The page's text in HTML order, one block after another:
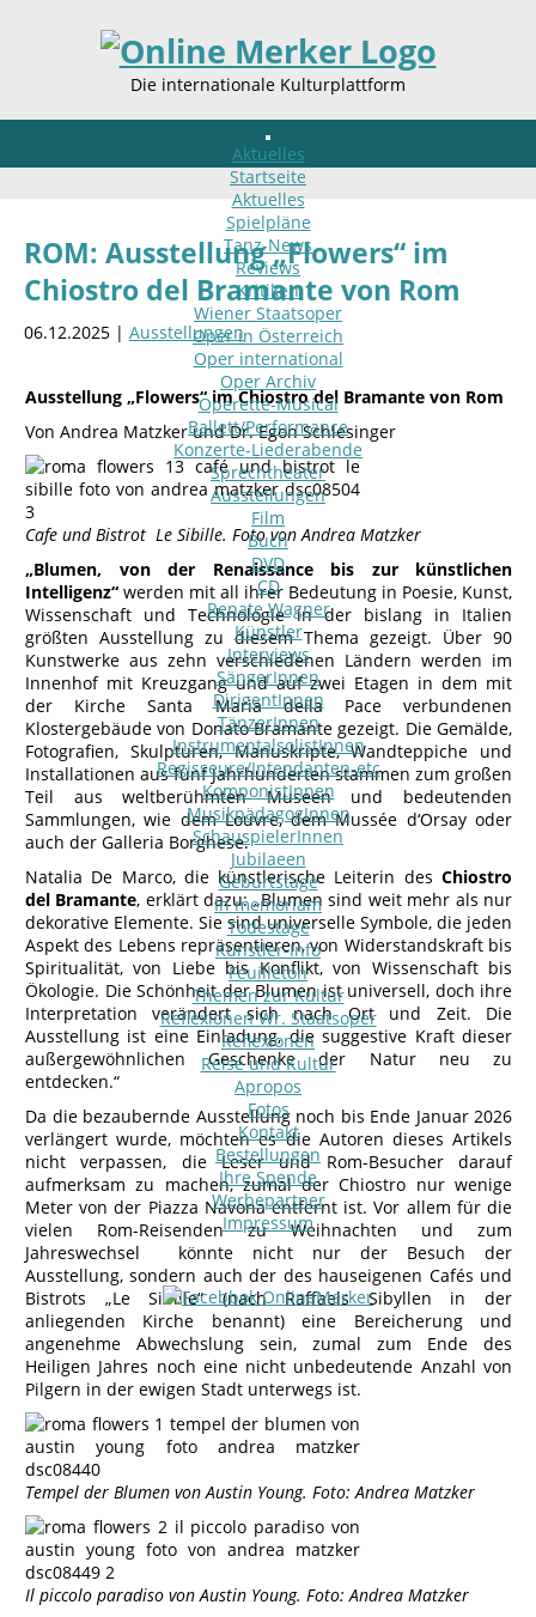
Die internationale Kulturplattform
Aktuelles
Startseite
Aktuelles
Spielpläne
Tanz-News
Reviews
Kritiken
Wiener Staatsoper
Oper in Österreich
Oper international
Oper Archiv
Operette-Musical
Ballett/Performance
Konzerte-Liederabende
Sprechtheater
Ausstellungen
Film
Buch
DVD
CD
Renate Wagner
Künstler
Interviews
SängerInnen
DirigentInnen
TänzerInnen
InstrumentalsolistInnen
Regisseure/Intendanten-etc
KomponistInnen
MusikpädagogInnen
SchauspielerInnen
Jubilaeen
Geburtstage
In memoriam
Todestage
Künstler-Info
Feuilleton
Themen zur Kultur
Reflexionen Wr. Staatsoper
Reflexionen
Reise und Kultur
Apropos
Fotos
Kontakt
Bestellungen
Ihre Spende
Werbepartner
Impressum
ROM: Ausstellung „Flowers“ im
Chiostro del Bramante von Rom
06.12.2025 | Ausstellungen
Ausstellung „Flowers“ im Chiostro del Bramante von Rom
Von Andrea Matzker und Dr. Egon Schlesinger
Cafe und Bistrot Le Sibille. Foto von Andrea Matzker
„Blumen, von der Renaissance bis zur künstlichen
Intelligenz“ werden mit all ihrer Bedeutung in Poesie, Kunst,
Wissenschaft und Technologie in der bislang in Italien
größten Ausstellung zu diesem Thema gezeigt. Über 90
Kunstwerke aus zehn verschiedenen Ländern werden im
Innenhof mit Kreuzgang und auf zwei Etagen in dem mit
der Kirche Santa Maria della Pace verbundenen
Klostergebäude von Donato Bramante gezeigt. Die Gemälde,
Fotografien, Skulpturen, Manuskripte, Wandteppiche und
Installationen aus fünf Jahrhunderten stammen zum großen
Teil aus weltberühmten Museen und bedeutenden
Sammlungen, wie dem Louvre, dem Mussée d‘Orsay oder
auch der Galleria Borghese.
Natalia De Marco, die künstlerische Leiterin des Chiostro
del Bramante, erklärt dazu: „Blumen sind weit mehr als nur
dekorative Elemente. Sie sind universelle Symbole, die jeden
Aspekt des Lebens repräsentieren, von Widerstandskraft bis
Spiritualität, von Liebe bis Konflikt, von Wissenschaft bis
Ökologie. Die Schönheit der Blumen ist universell, doch ihre
Interpretation verändert sich nach Ort und Zeit. Die
Ausstellung ist eine Einladung, die suggestive Kraft dieser
außergewöhnlichen Geschenke der Natur neu zu
entdecken.“
Da die bezaubernde Ausstellung noch bis Ende Januar 2026
verlängert wurde, möchten es die Autoren dieses Artikels
nicht verpassen, die Leser und Rom-Besucher darauf
aufmerksam zu machen, zumal der Chiostro nur wenige
Meter von der Piazza Navona entfernt ist. Vor allem für die
vielen Rom-Reisenden zu Weihnachten und zum
Jahreswechsel könnte nicht nur der Besuch der
Ausstellung, sondern auch der des hauseigenen Cafés und
Bistrots „Le Sibille“ (nach Raffaels Sibyllen in der
anliegenden Kirche benannt) eine Bereicherung und
angenehme Abwechslung sein, zumal zum Ende des
Heiligen Jahres noch eine nicht unbedeutende Anzahl von
Pilgern in der ewigen Stadt unterwegs ist.
Tempel der Blumen von Austin Young. Foto: Andrea Matzker
Il piccolo paradiso von Austin Young. Foto: Andrea Matzker